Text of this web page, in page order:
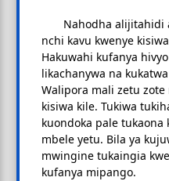
Nahodha alijitahidi
nchi kavu kwenye
Hakuwahi kufanya
likachanywa na
Walipora mali zetu
kisiwa kile. Tukiwa
kuondoka pale
mbele yetu. Bila ya
mwingine tukaingia
kufanya mipango.